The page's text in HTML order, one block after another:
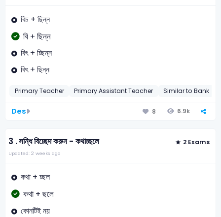
বিচ + ছিন্ন
বি + ছিন্ন
বিৎ + চ্ছিন্ন
বিৎ + ছিন্ন
Primary Teacher Primary Assistant Teacher Similar to Bank
Des 8 6.9k
3 .সন্ধি বিচ্ছেদ করুন - কথাচ্ছলে 2 Exams
Updated: 2 weeks ago
কথা + চ্ছল
কথা + ছলে
কোনটিই নয়